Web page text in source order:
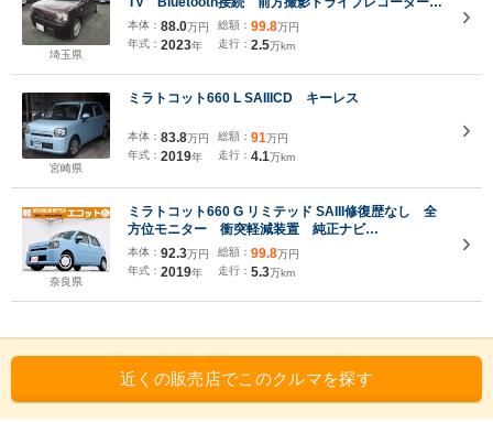
埼玉県
ETC バックモニター LEDヘッドライト 軽自動車
本体： 88.0万円
年式： 2023年
総額： 99.8万円
走行： 2.5万km
宮崎県
ミラトコット660 L SAIIICD キーレス
本体： 83.8万円
年式： 2019年
総額： 91万円
走行： 4.1万km
奈良県
ミラトコット660 G リミテッド SAIII修復歴なし 全
方位モニター 衝突軽減装置 純正ナビ
(CD/DVD/Bluetooth/フルセグ) シートヒーター(運転
席+助手席) プッシュスタート オートミラー サイ
ドエアバッグ CVT オートエアコン
本体： 92.3万円
年式： 2019年
総額： 99.8万円
走行： 5.3万km
近くの販売店でこのクルマを探す